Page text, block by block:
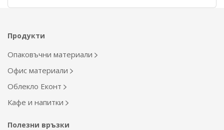
Продукти
Опаковъчни материали
Офис материали
Облекло Еконт
Кафе и напитки
Полезни връзки